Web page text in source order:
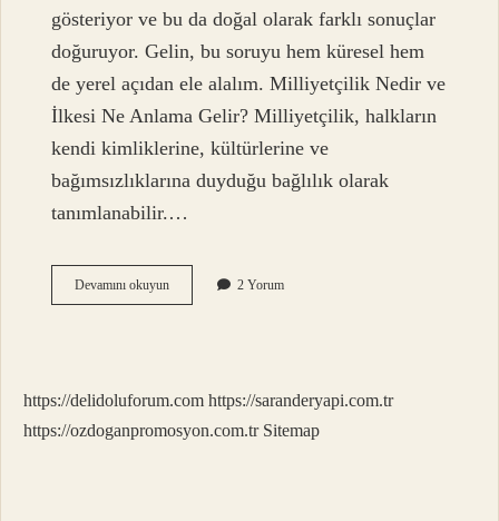
gösteriyor ve bu da doğal olarak farklı sonuçlar
doğuruyor. Gelin, bu soruyu hem küresel hem
de yerel açıdan ele alalım. Milliyetçilik Nedir ve
İlkesi Ne Anlama Gelir? Milliyetçilik, halkların
kendi kimliklerine, kültürlerine ve
bağımsızlıklarına duyduğu bağlılık olarak
tanımlanabilir.…
Devamını okuyunMilliyetçilik
ilkesinin
?
2 Yorum
https://delidoluforum.com https://saranderyapi.com.tr
https://ozdoganpromosyon.com.tr Sitemap